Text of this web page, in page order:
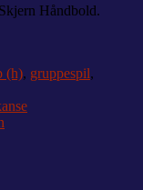
Håndbold.
(h), gruppespil,